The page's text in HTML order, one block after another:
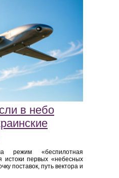
в небо
режим «беспилотная
истоки первых «небесных
поставок, путь вектора и